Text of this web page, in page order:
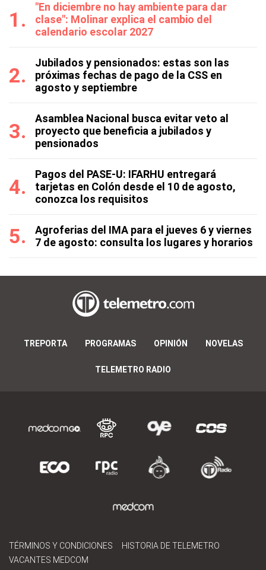
"En diciembre no hay ambiente para dar
clase": Molinar explica el cambio del
calendario escolar 2027
Jubilados y pensionados: estas son las
próximas fechas de pago de la CSS en
agosto y septiembre
Asamblea Nacional busca evitar veto al
proyecto que beneficia a jubilados y
pensionados
Pagos del PASE-U: IFARHU entregará
tarjetas en Colón desde el 10 de agosto,
conozca los requisitos
Agroferias del IMA para el jueves 6 y viernes
7 de agosto: consulta los lugares y horarios
TREPORTA PROGRAMAS OPINIÓN NOVELAS
TELEMETRO RADIO
TÉRMINOS Y CONDICIONES
HISTORIA DE TELEMETRO
VACANTES MEDCOM